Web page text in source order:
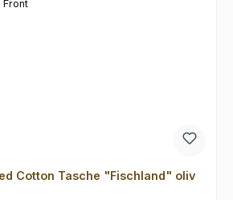
Cotton Tasche "Fischland" oliv